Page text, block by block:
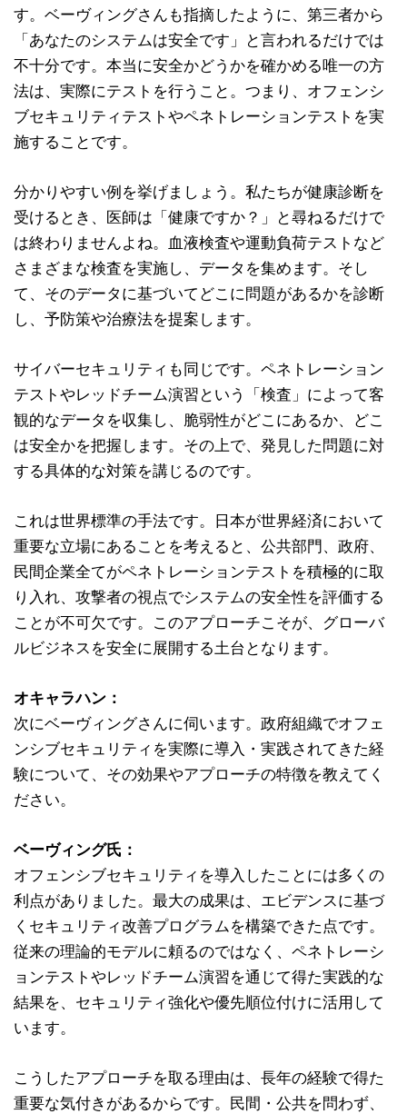
す。ベーヴィングさんも指摘したように、第三者から
「あなたのシステムは安全です」と言われるだけでは
不十分です。本当に安全かどうかを確かめる唯一の方
法は、実際にテストを行うこと。つまり、オフェンシ
ブセキュリティテストやペネトレーションテストを実
施することです。
分かりやすい例を挙げましょう。私たちが健康診断を
受けるとき、医師は「健康ですか？」と尋ねるだけで
は終わりませんよね。血液検査や運動負荷テストなど
さまざまな検査を実施し、データを集めます。そし
て、そのデータに基づいてどこに問題があるかを診断
し、予防策や治療法を提案します。
サイバーセキュリティも同じです。ペネトレーション
テストやレッドチーム演習という「検査」によって客
観的なデータを収集し、脆弱性がどこにあるか、どこ
は安全かを把握します。その上で、発見した問題に対
する具体的な対策を講じるのです。
これは世界標準の手法です。日本が世界経済において
重要な立場にあることを考えると、公共部門、政府、
民間企業全てがペネトレーションテストを積極的に取
り入れ、攻撃者の視点でシステムの安全性を評価する
ことが不可欠です。このアプローチこそが、グローバ
ルビジネスを安全に展開する土台となります。
オキャラハン：
次にベーヴィングさんに伺います。政府組織でオフェ
ンシブセキュリティを実際に導入・実践されてきた経
験について、その効果やアプローチの特徴を教えてく
ださい。
ベーヴィング氏：
オフェンシブセキュリティを導入したことには多くの
利点がありました。最大の成果は、エビデンスに基づ
くセキュリティ改善プログラムを構築できた点です。
従来の理論的モデルに頼るのではなく、ペネトレーシ
ョンテストやレッドチーム演習を通じて得た実践的な
結果を、セキュリティ強化や優先順位付けに活用して
います。
こうしたアプローチを取る理由は、長年の経験で得た
重要な気付きがあるからです。民間・公共を問わず、